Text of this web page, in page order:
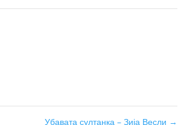
Убавата султанка – Зија Весли →